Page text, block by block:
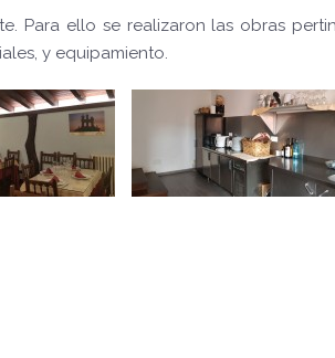
Para ello se realizaron las obras
y equipamiento.